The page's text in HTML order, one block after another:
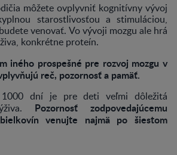
môžete ovplyvniť kognitívny vývoj
starostlivosťou a stimuláciou,
venovať. Vo vývoji mozgu ale hrá
konkrétne proteín.
iného prospešné pre rozvoj mozgu v
reč, pozornosť a pamäť.
dní je pre deti veľmi dôležitá
Pozornosť zodpovedajúcemu
venujte najmä po šiestom